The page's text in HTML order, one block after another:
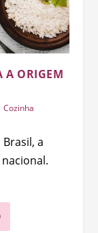
A ORIGEM
Cozinha
a